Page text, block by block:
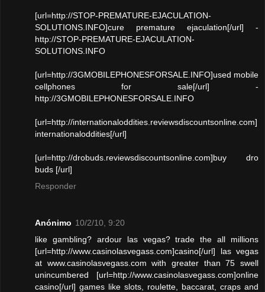
[url=http://STOP-PREMATURE-EJACULATION-
SOLUTIONS.INFO]cure premature ejaculation[/url] -
http://STOP-PREMATURE-EJACULATION-
SOLUTIONS.INFO
[url=http://3GMOBILEPHONESFORSALE.INFO]used mobile
cellphones for sale[/url] -
http://3GMOBILEPHONESFORSALE.INFO
[url=http://internationaloddities.reviewsdiscountsonline.com]
internationaloddities[/url]
[url=http://drobuds.reviewsdiscountsonline.com]buy dro
buds [/url]
Responder
Anónimo 10/2/10, 9:20
like gambling? ardour las vegas? trade the all millions
[url=http://www.casinolasvegass.com]casino[/url] las vegas
at www.casinolasvegass.com with greater than 75 swell
unincumbered [url=http://www.casinolasvegass.com]online
casino[/url] games like slots, roulette, baccarat, craps and